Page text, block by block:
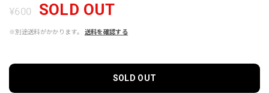
¥600 SOLD OUT
※別途送料がかかります。 送料を確認する
SOLD OUT